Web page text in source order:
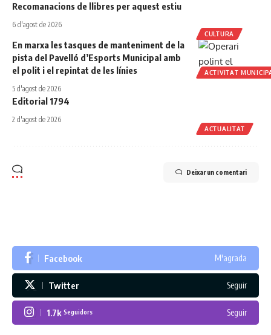
CULTURA
Recomanacions de llibres per aquest estiu
6 d'agost de 2026
ACTIVITAT
En marxa les tasques de manteniment de la
pista del Pavelló d’Esports Municipal amb
el polit i el repintat de les línies
5 d'agost de 2026
ACTUALITAT
Editorial 1794
2 d'agost de 2026
Deixar un comentari
Facebook M'agrada
Twitter Seguir
1.7k Seguidors Seguir